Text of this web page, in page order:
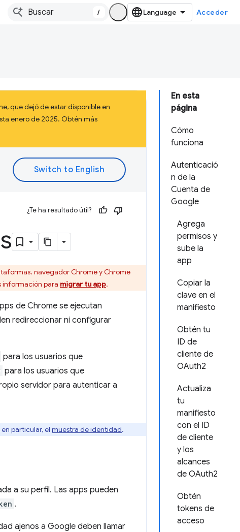
/ Acceder
En esta
página
Cómo
funciona
Autenticació
n de la
Cuenta de
Google
Agrega
permisos y
sube la
app
Copiar la
clave en el
manifiesto
Obtén tu
ID de
cliente de
OAuth2
Actualiza
tu
manifiesto
con el ID
de cliente
y los
alcances
de OAuth2
Obtén
tokens de
acceso
que dejó de estar disponible en
enero de 2025. Obtén más
¿Te ha resultado útil?
navegador Chrome y Chrome
información para migrar tu app.
de Chrome se ejecutan
redireccionar ni configurar
para los usuarios que
para los usuarios que
servidor para autenticar a
en particular, el muestra de identidad.
a su perfil. Las apps pueden
.
ajenos a Google deben llamar